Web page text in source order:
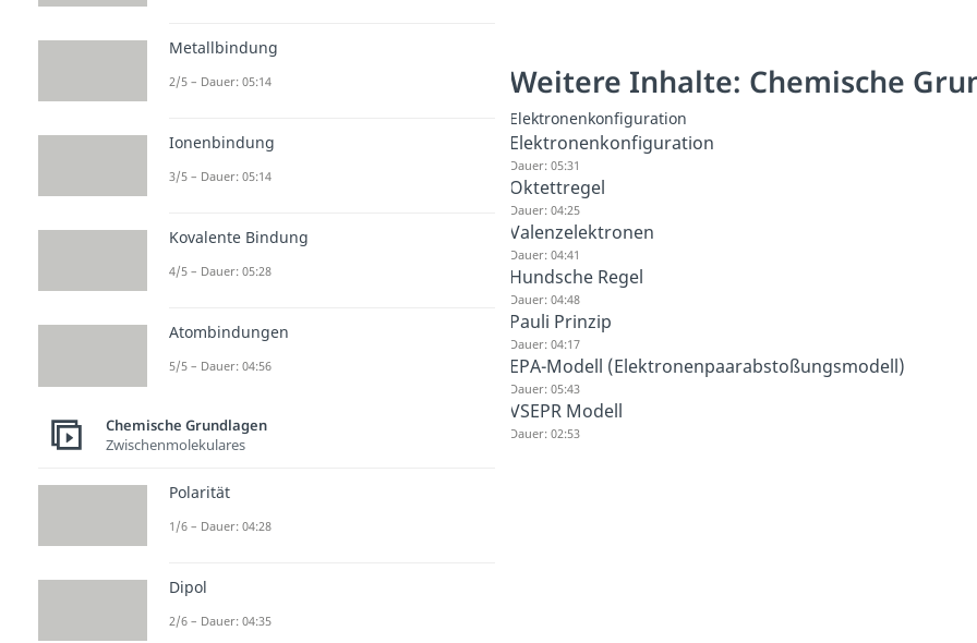
Weitere Inhalte: Chemische
Elektronenkonfiguration
Elektronenkonfiguration
Dauer: 05:31
Oktettregel
Dauer: 04:25
Valenzelektronen
Dauer: 04:41
Hundsche Regel
Dauer: 04:48
Pauli Prinzip
Dauer: 04:17
EPA-Modell (Elektronenpaarabstoßungsmodell)
Dauer: 05:43
VSEPR Modell
Dauer: 02:53
Metallbindung
2/5 – Dauer: 05:14
Ionenbindung
3/5 – Dauer: 05:14
Kovalente Bindung
4/5 – Dauer: 05:28
Atombindungen
5/5 – Dauer: 04:56
Chemische Grundlagen
Zwischenmolekulares
Polarität
1/6 – Dauer: 04:28
Dipol
2/6 – Dauer: 04:35